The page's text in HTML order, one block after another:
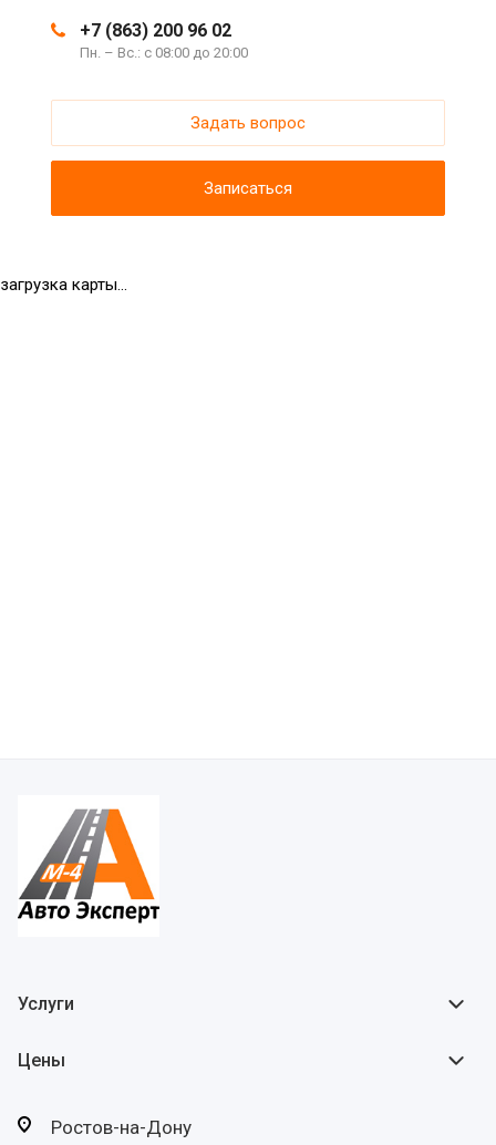
+7 (863) 200 96 02
Пн. – Вс.: с 08:00 до 20:00
Задать вопрос
Записаться
загрузка карты...
Услуги
Цены
Ростов-на-Дону